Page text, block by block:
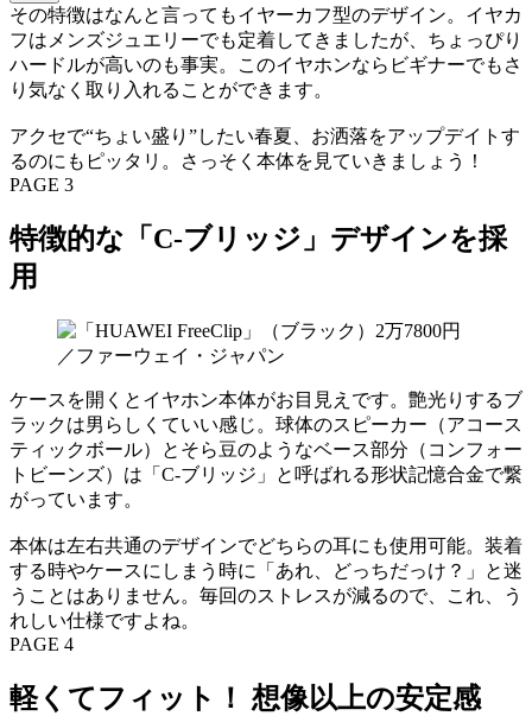
その特徴はなんと言ってもイヤーカフ型のデザイン。イヤカ
フはメンズジュエリーでも定着してきましたが、ちょっぴり
ハードルが高いのも事実。このイヤホンならビギナーでもさ
り気なく取り入れることができます。
アクセで“ちょい盛り”したい春夏、お洒落をアップデイトす
るのにもピッタリ。さっそく本体を見ていきましょう！
PAGE 3
特徴的な「C-ブリッジ」デザインを採
用
ケースを開くとイヤホン本体がお目見えです。艶光りするブ
ラックは男らしくていい感じ。球体のスピーカー（アコース
ティックボール）とそら豆のようなベース部分（コンフォー
トビーンズ）は「C-ブリッジ」と呼ばれる形状記憶合金で繋
がっています。
本体は左右共通のデザインでどちらの耳にも使用可能。装着
する時やケースにしまう時に「あれ、どっちだっけ？」と迷
うことはありません。毎回のストレスが減るので、これ、う
れしい仕様ですよね。
PAGE 4
軽くてフィット！ 想像以上の安定感